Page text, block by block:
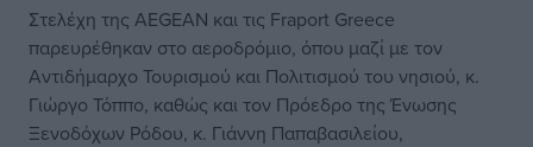
Στελέχη της AEGEAN και τις Fraport Greece
παρευρέθηκαν στο αεροδρόμιο, όπου μαζί με τον
Αντιδήμαρχο Τουρισμού και Πολιτισμού του νησιού, κ.
Γιώργο Τόππο, καθώς και τον Πρόεδρο της Ένωσης
Ξενοδόχων Ρόδου, κ. Γιάννη Παπαβασιλείου,